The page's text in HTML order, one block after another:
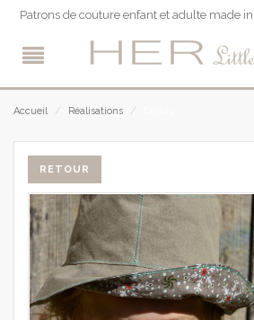
Patrons de couture enfant et adulte made
Accueil / Réalisations /
RETOUR